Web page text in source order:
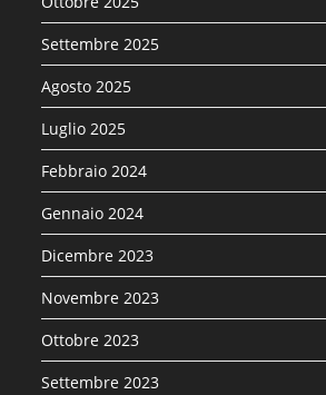
Settembre 2025
Agosto 2025
Luglio 2025
Febbraio 2024
Gennaio 2024
Dicembre 2023
Novembre 2023
Ottobre 2023
Settembre 2023